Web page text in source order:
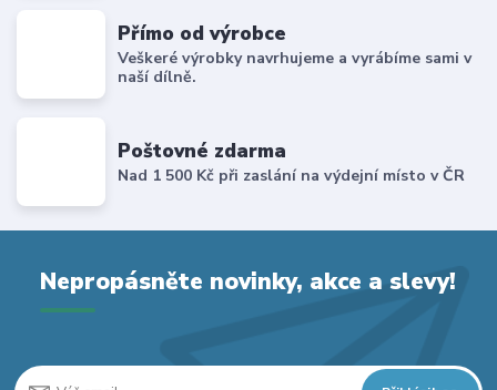
Přímo od výrobce
Veškeré výrobky navrhujeme a vyrábíme sami v
naší dílně.
Poštovné zdarma
Nad 1 500 Kč při zaslání na výdejní místo v ČR
Nepropásněte novinky, akce a slevy!